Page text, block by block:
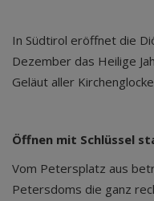
In Südtirol eröffnet die
Dezember das Heilige
Geläut aller
Öffnen mit Schlüssel
Vom Petersplatz aus
Petersdoms die ganz